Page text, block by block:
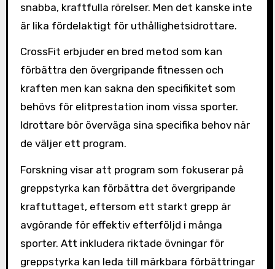
snabba, kraftfulla rörelser. Men det kanske inte
är lika fördelaktigt för uthållighetsidrottare.
CrossFit erbjuder en bred metod som kan
förbättra den övergripande fitnessen och
kraften men kan sakna den specifikitet som
behövs för elitprestation inom vissa sporter.
Idrottare bör överväga sina specifika behov när
de väljer ett program.
Forskning visar att program som fokuserar på
greppstyrka kan förbättra det övergripande
kraftuttaget, eftersom ett starkt grepp är
avgörande för effektiv efterföljd i många
sporter. Att inkludera riktade övningar för
greppstyrka kan leda till märkbara förbättringar